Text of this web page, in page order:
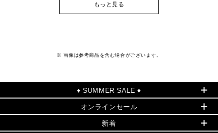
もっと見る
※ 画像は参考商品を含む場合がございます。
♦ SUMMER SALE ♦
セールおすすめアイテム
▶ ウィメンズ
オンラインセール
PRODUCT OF THE MONTH - 今月の特別価格
新着